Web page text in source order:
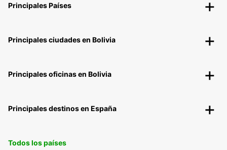
Principales Países
Principales ciudades en Bolivia
Principales oficinas en Bolivia
Principales destinos en España
Todos los países